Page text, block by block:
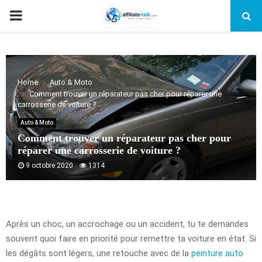
PRIMARY
Home
Auto & Moto
Comment trouver un réparateur pas cher pour réparer une
carrosserie de voiture ?
Auto & Moto
Comment trouver un réparateur pas cher pour
réparer une carrosserie de voiture ?
9 octobre 2020 1314
Après un choc, un accrochage ou un accident, tu te demandes
souvent quoi faire en priorité pour remettre ta voiture en état. Si
les dégâts sont légers, une retouche avec de la peinture auto